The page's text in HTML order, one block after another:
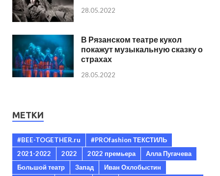
28.05.2022
В Рязанском театре кукол
покажут музыкальную сказку о
страхах
28.05.2022
МЕТКИ
#BEE-TOGETHER.ru
#PROfashion ТЕКСТИЛЬ
2021-2022
2022 2022 премьера
Алла Пугачева
Большой театр
Запад
Иван Охлобыстин